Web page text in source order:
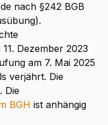
nach §242 BGB
Dezember 2023
am 7. Mai 2025
verjährt. Die
Die
BGH ist anhängig